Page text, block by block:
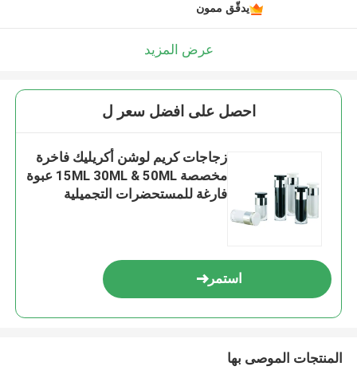
يدقّق ممون
عرض المزيد
احصل على افضل سعر ل
زجاجات كريم لوشن أكريليك فاخرة
مخصصة 15ML 30ML & 50ML عبوة
فارغة للمستحضرات التجميلية
استمر
المنتجات الموصى بها